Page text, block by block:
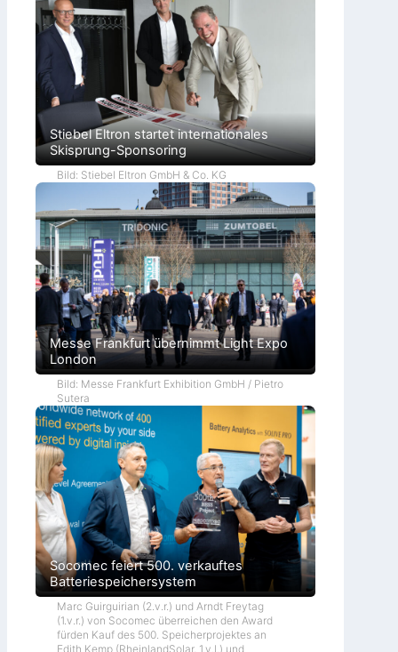
Stiebel Eltron startet internationales
Skisprung-Sponsoring
Bild: Stiebel Eltron GmbH & Co. KG
Messe Frankfurt übernimmt Light Expo
London
Bild: Messe Frankfurt Exhibition GmbH / Pietro
Sutera
Socomec feiert 500. verkauftes
Batteriespeichersystem
Marc Guirguirian (2.v.r.) und Arndt Freytag
(1.v.r.) von Socomec überreichen den Award
fürden Kauf des 500. Speicherprojektes an
Edith Kemp (RheinlandSolar, 1.v.l.) und